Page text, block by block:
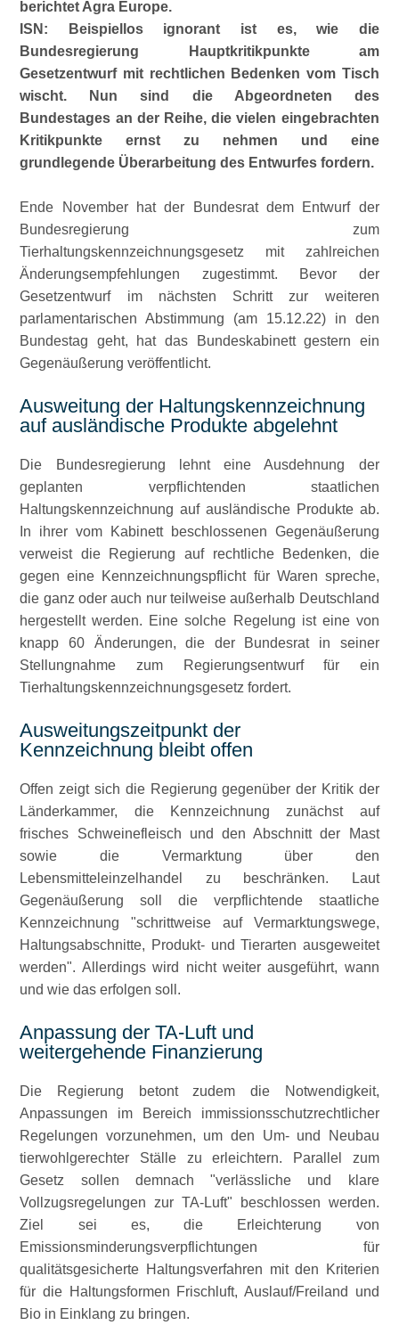
berichtet Agra Europe.
ISN: Beispiellos ignorant ist es, wie die
Bundesregierung Hauptkritikpunkte am
Gesetzentwurf mit rechtlichen Bedenken vom Tisch
wischt. Nun sind die Abgeordneten des
Bundestages an der Reihe, die vielen eingebrachten
Kritikpunkte ernst zu nehmen und eine
grundlegende Überarbeitung des Entwurfes fordern.
Ende November hat der Bundesrat dem Entwurf der
Bundesregierung zum
Tierhaltungskennzeichnungsgesetz mit zahlreichen
Änderungsempfehlungen zugestimmt. Bevor der
Gesetzentwurf im nächsten Schritt zur weiteren
parlamentarischen Abstimmung (am 15.12.22) in den
Bundestag geht, hat das Bundeskabinett gestern ein
Gegenäußerung veröffentlicht.
Ausweitung der Haltungskennzeichnung
auf ausländische Produkte abgelehnt
Die Bundesregierung lehnt eine Ausdehnung der
geplanten verpflichtenden staatlichen
Haltungskennzeichnung auf ausländische Produkte ab.
In ihrer vom Kabinett beschlossenen Gegenäußerung
verweist die Regierung auf rechtliche Bedenken, die
gegen eine Kennzeichnungspflicht für Waren spreche,
die ganz oder auch nur teilweise außerhalb Deutschland
hergestellt werden. Eine solche Regelung ist eine von
knapp 60 Änderungen, die der Bundesrat in seiner
Stellungnahme zum Regierungsentwurf für ein
Tierhaltungskennzeichnungsgesetz fordert.
Ausweitungszeitpunkt der
Kennzeichnung bleibt offen
Offen zeigt sich die Regierung gegenüber der Kritik der
Länderkammer, die Kennzeichnung zunächst auf
frisches Schweinefleisch und den Abschnitt der Mast
sowie die Vermarktung über den
Lebensmitteleinzelhandel zu beschränken. Laut
Gegenäußerung soll die verpflichtende staatliche
Kennzeichnung schrittweise auf Vermarktungswege,
Haltungsabschnitte, Produkt- und Tierarten ausgeweitet
werden . Allerdings wird nicht weiter ausgeführt, wann
und wie das erfolgen soll.
Anpassung der TA-Luft und
weitergehende Finanzierung
Die Regierung betont zudem die Notwendigkeit,
Anpassungen im Bereich immissionsschutzrechtlicher
Regelungen vorzunehmen, um den Um- und Neubau
tierwohlgerechter Ställe zu erleichtern. Parallel zum
Gesetz sollen demnach verlässliche und klare
Vollzugsregelungen zur TA-Luft
beschlossen werden.
Ziel sei es, die Erleichterung von
Emissionsminderungsverpflichtungen für
qualitätsgesicherte Haltungsverfahren mit den Kriterien
für die Haltungsformen Frischluft, Auslauf/Freiland und
Bio in Einklang zu bringen.